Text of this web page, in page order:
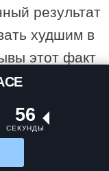
результат
худшим в
этот факт
нужно
) на вашем
роль в
55
СЕКУНДЫ